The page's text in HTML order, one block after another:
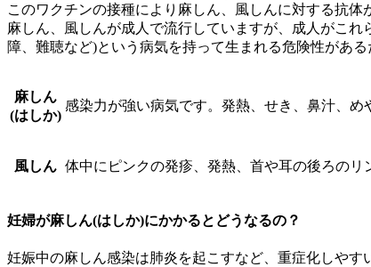
このワクチンの接種により麻しん、風しんに対する抗体
麻しん、風しんが成人で流行していますが、成人がこ
障、難聴など)という病気を持って生まれる危険性があ
麻しん
(はしか)
感染力が強い病気です。発熱、せき、鼻汁、
風しん 体中にピンクの発疹、発熱、首や耳の後ろのリ
妊婦が麻しん(はしか)にかかるとどうなるの？
妊娠中の麻しん感染は肺炎を起こすなど、重症化しや